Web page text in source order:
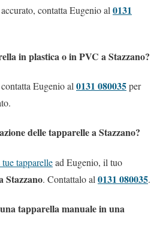
contatta Eugenio al 0131
in plastica o in PVC a Stazzano?
Eugenio al 0131 080035per
delle tapparelle a Stazzano?
tapparellead Eugenio, il tuo
Stazzano. Contattalo al 0131 080035.
tapparella manuale in una